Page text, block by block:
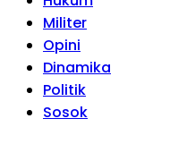
Militer
Opini
Dinamika
Politik
Sosok